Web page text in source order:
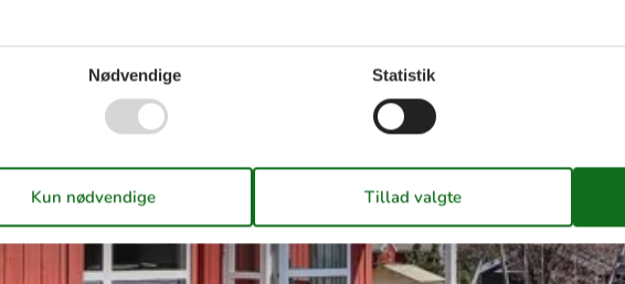
Nødvendige Statistik